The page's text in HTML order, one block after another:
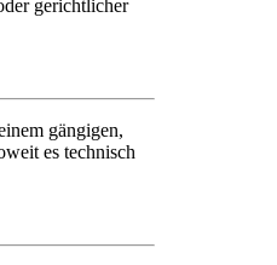
gerichtlicher
gängigen,
es technisch